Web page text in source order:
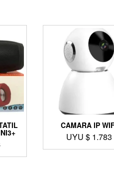
CAMARA IP
UYU $ 1.783